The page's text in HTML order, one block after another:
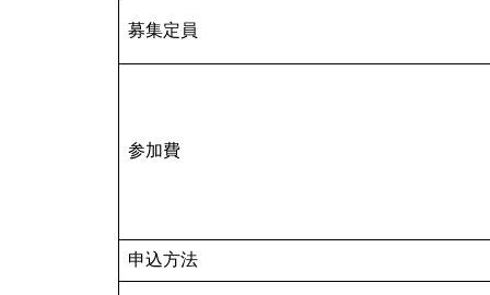
募集定員
参加費
申込方法